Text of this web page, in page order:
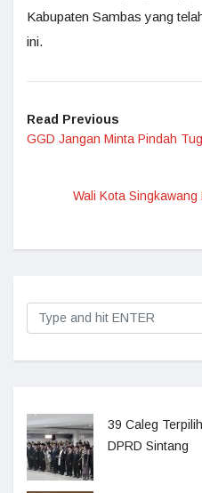
Kabupaten Sambas yang
ini.
Read Previous
GGD Jangan Minta Pindah
Wali Kota
39 Caleg
DPRD Sintang